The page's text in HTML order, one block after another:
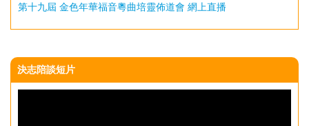
第十九屆 金色年華福音粵曲培靈佈道會 網上直播
決志陪談短片